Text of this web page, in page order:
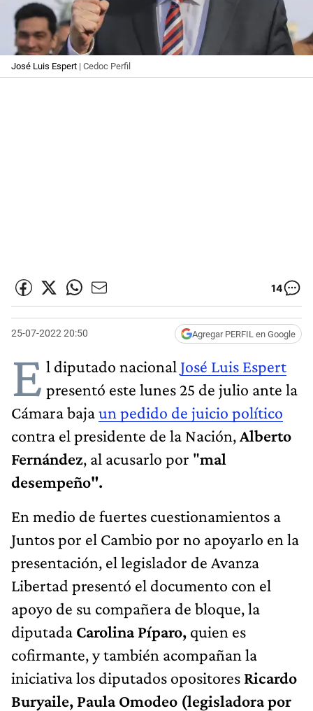
José Luis Espert | Cedoc Perfil
14
25-07-2022 20:50 Agregar PERFIL en Google
E l diputado nacional José Luis Espert
presentó este lunes 25 de julio ante la
Cámara bajaun pedido de juicio político
contra el presidente de la Nación,Alberto
Fernández, al acusarlo por "mal
desempeño".
En medio de fuertes cuestionamientos a
Juntos por el Cambio por no apoyarlo en la
presentación, el legislador de Avanza
Libertad presentó el documento con el
apoyo de su compañera de bloque, la
diputada Carolina Píparo, quien es
cofirmante, y también acompañan la
iniciativa los diputados opositores Ricardo
Buryaile, Paula Omodeo (legisladora por